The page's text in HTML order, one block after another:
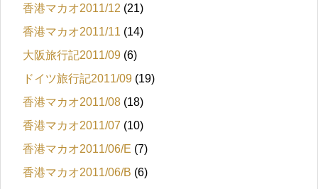
香港マカオ2011/12 (21)
香港マカオ2011/11 (14)
大阪旅行記2011/09 (6)
ドイツ旅行記2011/09 (19)
香港マカオ2011/08 (18)
香港マカオ2011/07 (10)
香港マカオ2011/06/E (7)
香港マカオ2011/06/B (6)